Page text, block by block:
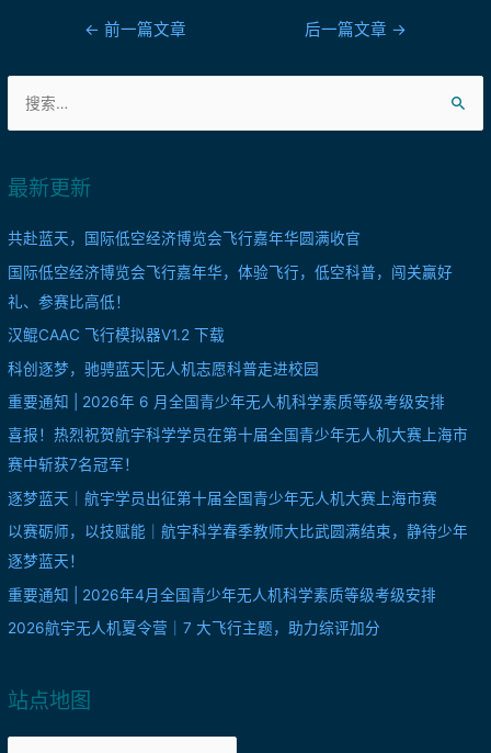
最新更新
共赴蓝天，国际低空经济博览会飞行嘉年华圆满收官
国际低空经济博览会飞行嘉年华，体验飞行，低空科普，闯关赢好
礼、参赛比高低！
汉鲲CAAC 飞行模拟器V1.2 下载
科创逐梦，驰骋蓝天|无人机志愿科普走进校园
重要通知 | 2026年 6 月全国青少年无人机科学素质等级考级安排
喜报！热烈祝贺航宇科学学员在第十届全国青少年无人机大赛上海市
赛中斩获7名冠军！
逐梦蓝天｜航宇学员出征第十届全国青少年无人机大赛上海市赛
以赛砺师，以技赋能｜航宇科学春季教师大比武圆满结束，静待少年
逐梦蓝天！
重要通知 | 2026年4月全国青少年无人机科学素质等级考级安排
2026航宇无人机夏令营｜7 大飞行主题，助力综评加分
站点地图
导
航
← 前一篇文章 后一篇文章 →